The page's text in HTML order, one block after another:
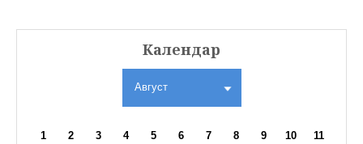
Календар
Август
1 2 3 4 5 6 7 8 9 10
11